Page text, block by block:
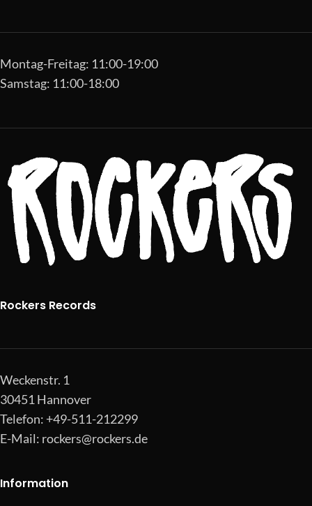
Montag-Freitag: 11:00-19:00
Samstag: 11:00-18:00
Rockers Records
Weckenstr. 1
30451 Hannover
Telefon: +49-511-212299
E-Mail: rockers@rockers.de
Information